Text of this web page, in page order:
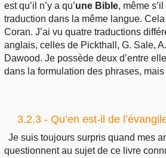
est qu’il n’y a qu’une Bible, même
traduction dans la même langue.
Coran. J’ai vu quatre traductions
anglais, celles de Pickthall, G. Sale,
Dawood. Je possède deux d’entre
dans la formulation des phrases, mais
3.2.3 - Qu’en est-il de
Je suis toujours surpris quand mes
questionnent au sujet de ce livre